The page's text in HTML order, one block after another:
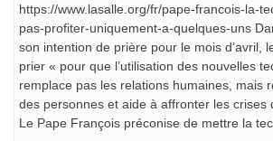
https://www.lasalle.org/fr/pape-francois-la-
pas-profiter-uniquement-a-quelques-uns
son intention de prière pour le mois d’avril,
prier « pour que l’utilisation des nouvelles
remplace pas les relations humaines, mais
des personnes et aide à affronter les crises
Le Pape François préconise de mettre la